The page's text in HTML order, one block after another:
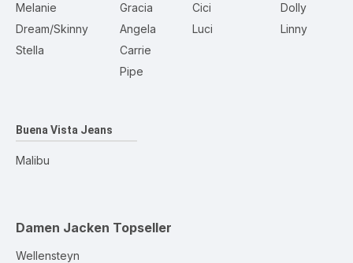
Melanie
Dream/Skinny
Stella
Gracia
Angela
Carrie
Pipe
Cici
Luci
Dolly
Linny
Buena Vista Jeans
Malibu
Damen Jacken Topseller
Wellensteyn